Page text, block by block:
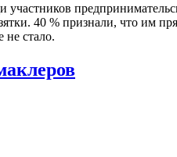
40 % признали, что им
не стало.